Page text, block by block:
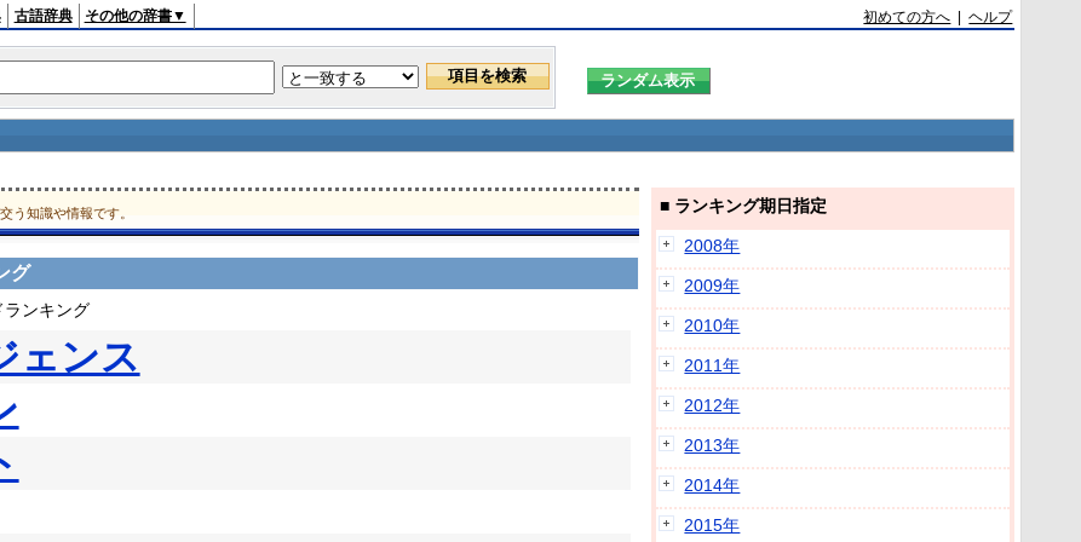
古語辞典 その他の辞書▼ 初めての方へ |ヘルプ
う知識や情報です。
グ
ンキング
ェンス
■ ランキング期日指定
2008年
2009年
2010年
2011年
2012年
2013年
2014年
2015年